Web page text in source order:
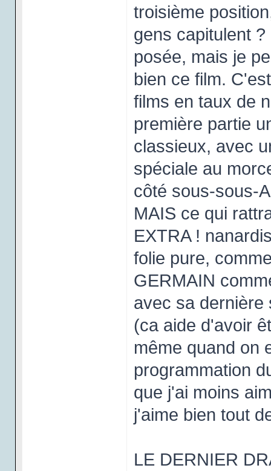
troisième
gens capitulent
posée, mais je
bien ce film.
films en taux de
première partie
classieux, avec
spéciale au
côté sous-sous-
MAIS ce qui
EXTRA !
folie pure,
GERMAIN
avec sa dernière
(ca aide d'avoir
même quand on
programmation
que j'ai moins
j'aime bien tout
LE DERNIER